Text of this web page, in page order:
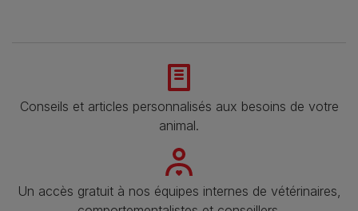
Conseils et articles personnalisés aux besoins de votre
animal​.
Un accès gratuit à nos équipes internes de vétérinaires,